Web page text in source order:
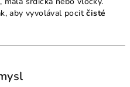
aby vyvolával pocitčisté